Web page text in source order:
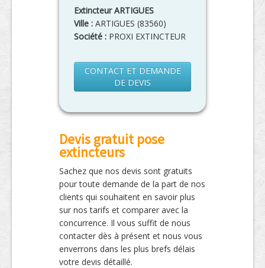
Extincteur ARTIGUES
Ville : ARTIGUES (83560)
Société : PROXI EXTINCTEUR
CONTACT ET DEMANDE
DE DEVIS
Devis gratuit pose
extincteurs
Sachez que nos devis sont gratuits
pour toute demande de la part de nos
clients qui souhaitent en savoir plus
sur nos tarifs et comparer avec la
concurrence. Il vous suffit de nous
contacter dès à présent et nous vous
enverrons dans les plus brefs délais
votre devis détaillé.